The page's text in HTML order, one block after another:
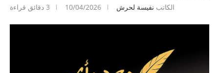
الكاتب نفيسة لحرش 10/04/2026 3 دقائق قراءة